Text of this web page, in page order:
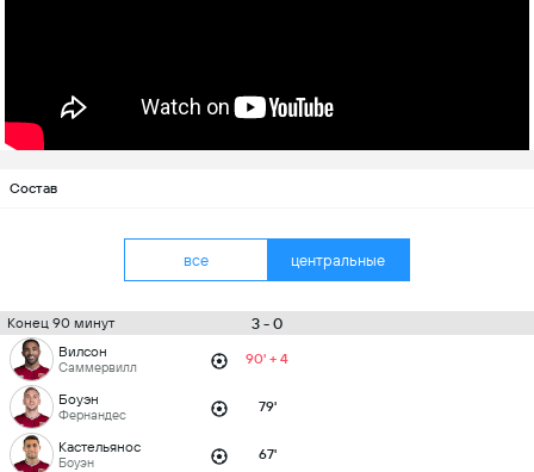
Состав
все центральные
Конец 90 минут 3 - 0
Вилсон
Саммервилл 90' + 4
Боуэн
Фернандес 79'
Кастельянос
Боуэн 67'